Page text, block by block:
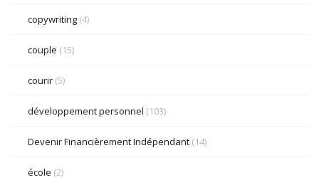
copywriting (4)
couple (15)
courir (5)
développement personnel (103)
Devenir Financièrement Indépendant (14)
école (2)